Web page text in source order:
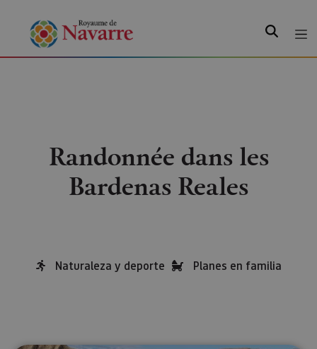
Randonnée dans les
Bardenas Reales
Naturaleza y deporte Planes en familia